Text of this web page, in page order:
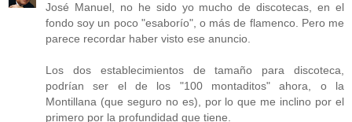
José Manuel, no he sido yo mucho de discotecas, en el
fondo soy un poco "esaborío", o más de flamenco. Pero me
parece recordar haber visto ese anuncio.
Los dos establecimientos de tamaño para discoteca,
podrían ser el de los "100 montaditos" ahora, o la
Montillana (que seguro no es), por lo que me inclino por el
primero por la profundidad que tiene.